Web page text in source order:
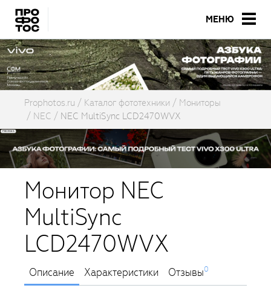
МЕНЮ
Prophotos.ru Каталог фототехники
Мониторы
NEC
NEC MultiSync LCD2470WVX
Монитор NEC
MultiSync
LCD2470WVX
Описание Характеристики Отзывы0